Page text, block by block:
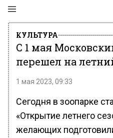
КУЛЬТУРА
С 1 мая
перешел на
1 мая 2023, 09:33
Сегодня в зоопарке
«Открытие летнего
желающих